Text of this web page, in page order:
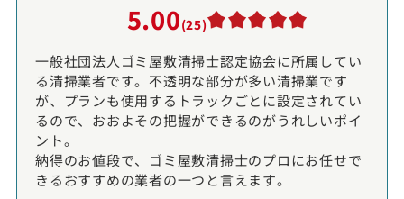
5.00(25)
一般社団法人ゴミ屋敷清掃士認定協会に所属してい
る清掃業者です。不透明な部分が多い清掃業です
が、プランも使用するトラックごとに設定されてい
るので、おおよその把握ができるのがうれしいポイ
ント。
納得のお値段で、ゴミ屋敷清掃士のプロにお任せで
きるおすすめの業者の一つと言えます。